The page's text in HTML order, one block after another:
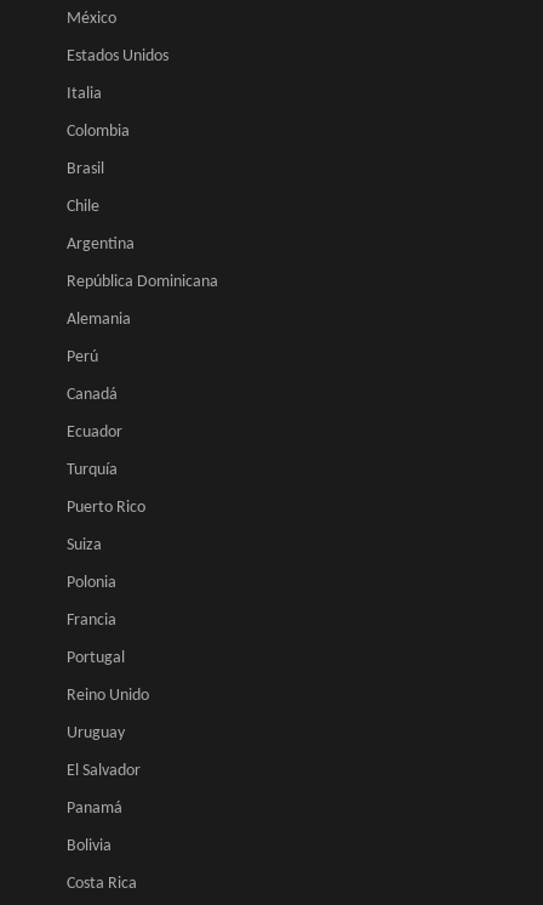
México
Estados Unidos
Italia
Colombia
Brasil
Chile
Argentina
República Dominicana
Alemania
Perú
Canadá
Ecuador
Turquía
Puerto Rico
Suiza
Polonia
Francia
Portugal
Reino Unido
Uruguay
El Salvador
Panamá
Bolivia
Costa Rica